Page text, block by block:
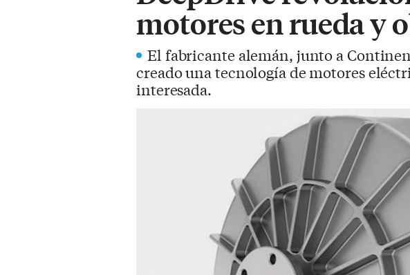
motores en rueda y
El fabricante alemán, junto a
creado una tecnología de motores
interesada.